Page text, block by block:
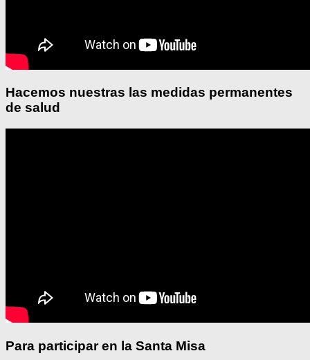
Hacemos nuestras las medidas permanentes
de salud
Para participar en la Santa Misa